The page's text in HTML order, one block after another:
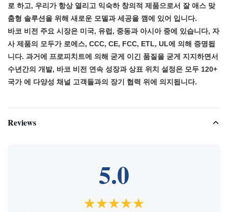
로 하고, 우리가 항상 열리고 익숙하 창의적 제품으로서 잘 애스 맞
춤형 솔루션을 위해 새로운 모델과 세공을 깸에 있어 입니다.
바코 비전 주요 시장은 미국, 유럽, 중동과 아시아 중에 있습니다, 자
사 제품의 모두가 로에스, CCC, CE, FCC, ETL, UL에 의해 증명됩
니다. 과거에 프로피치트에 의해 굳게 이긴 품질을 굳게 지지하면서
수년간의 개발, 바코 비전 연속 성장과 상표 위치 설정은 모두 120+
국가 에 다양성 채널 고객들과의 장기 협력 위에 의지됩니다.
Reviews
5.0
★★★★★